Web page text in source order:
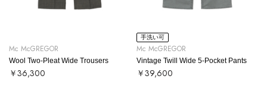
Mc McGREGOR
Wool Two-Pleat Wide Trousers
￥36,300
手洗い可
Mc McGREGOR
Vintage Twill Wide 5-Pocket Pants
￥39,600